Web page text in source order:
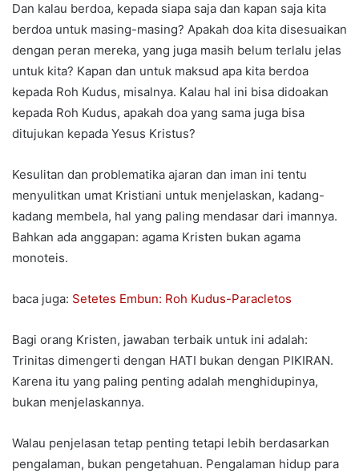
Dan kalau berdoa, kepada siapa saja dan kapan saja kita
berdoa untuk masing-masing? Apakah doa kita disesuaikan
dengan peran mereka, yang juga masih belum terlalu jelas
untuk kita? Kapan dan untuk maksud apa kita berdoa
kepada Roh Kudus, misalnya. Kalau hal ini bisa didoakan
kepada Roh Kudus, apakah doa yang sama juga bisa
ditujukan kepada Yesus Kristus?
Kesulitan dan problematika ajaran dan iman ini tentu
menyulitkan umat Kristiani untuk menjelaskan, kadang-
kadang membela, hal yang paling mendasar dari imannya.
Bahkan ada anggapan: agama Kristen bukan agama
monoteis.
baca juga: Setetes Embun: Roh Kudus-Paracletos
Bagi orang Kristen, jawaban terbaik untuk ini adalah:
Trinitas dimengerti dengan HATI bukan dengan PIKIRAN.
Karena itu yang paling penting adalah menghidupinya,
bukan menjelaskannya.
Walau penjelasan tetap penting tetapi lebih berdasarkan
pengalaman, bukan pengetahuan. Pengalaman hidup para